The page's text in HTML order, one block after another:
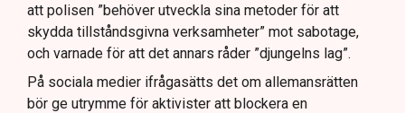
att polisen ”behöver utveckla sina metoder för att
skydda tillståndsgivna verksamheter” mot sabotage,
och varnade för att det annars råder ”djungelns lag”.
På sociala medier ifrågasätts det om allemansrätten
bör ge utrymme för aktivister att blockera en